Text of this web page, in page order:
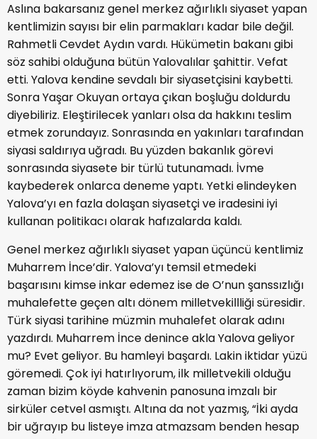
Aslına bakarsanız genel merkez ağırlıklı siyaset yapan
kentlimizin sayısı bir elin parmakları kadar bile değil.
Rahmetli Cevdet Aydın vardı. Hükümetin bakanı gibi
söz sahibi olduğuna bütün Yalovalılar şahittir. Vefat
etti. Yalova kendine sevdalı bir siyasetçisini kaybetti.
Sonra Yaşar Okuyan ortaya çıkan boşluğu doldurdu
diyebiliriz. Eleştirilecek yanları olsa da hakkını teslim
etmek zorundayız. Sonrasında en yakınları tarafından
siyasi saldırıya uğradı. Bu yüzden bakanlık görevi
sonrasında siyasete bir türlü tutunamadı. İvme
kaybederek onlarca deneme yaptı. Yetki elindeyken
Yalova’yı en fazla dolaşan siyasetçi ve iradesini iyi
kullanan politikacı olarak hafızalarda kaldı.
Genel merkez ağırlıklı siyaset yapan üçüncü kentlimiz
Muharrem İnce’dir. Yalova’yı temsil etmedeki
başarısını kimse inkar edemez ise de O’nun şanssızlığı
muhalefette geçen altı dönem milletvekillliği süresidir.
Türk siyasi tarihine müzmin muhalefet olarak adını
yazdırdı. Muharrem İnce denince akla Yalova geliyor
mu? Evet geliyor. Bu hamleyi başardı. Lakin iktidar yüzü
göremedi. Çok iyi hatırlıyorum, ilk milletvekili olduğu
zaman bizim köyde kahvenin panosuna imzalı bir
sirküler cetvel asmıştı. Altına da not yazmış, “İki ayda
bir uğrayıp bu listeye imza atmazsam benden hesap